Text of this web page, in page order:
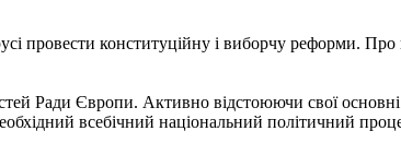
провести конституційну і виборчу реформи. Про
Ради Європи. Активно відстоюючи свої
всебічний національний політичний